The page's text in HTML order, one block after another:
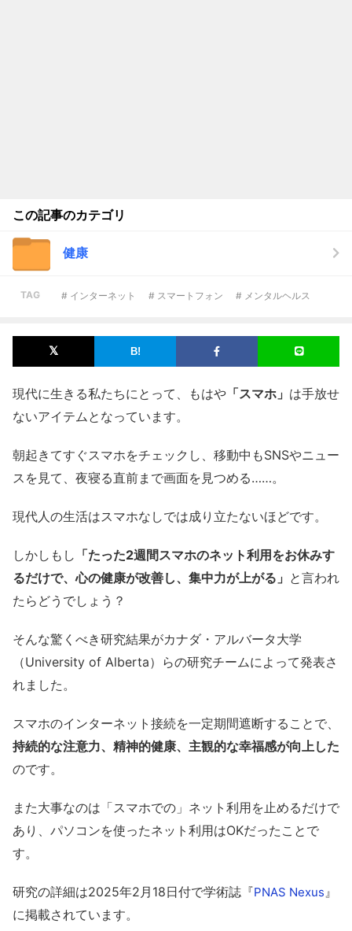
この記事のカテゴリ
健康
TAG # インターネット # スマートフォン # メンタルヘルス
現代に生きる私たちにとって、もはや 「スマホ」 は手放せ
ないアイテムとなっています。
朝起きてすぐスマホをチェックし、移動中もSNSやニュー
スを見て、夜寝る直前まで画面を見つめる……。
現代人の生活はスマホなしでは成り立たないほどです。
しかしもし 「たった2週間スマホのネット利用をお休みす
るだけで、心の健康が改善し、集中力が上がる」 と言われ
たらどうでしょう？
そんな驚くべき研究結果がカナダ・アルバータ大学
（University of Alberta）らの研究チームによって発表さ
れました。
スマホのインターネット接続を一定期間遮断することで、
持続的な注意力、精神的健康、主観的な幸福感が向上した
のです。
また大事なのは「スマホでの」ネット利用を止めるだけで
あり、パソコンを使ったネット利用はOKだったことで
す。
研究の詳細は2025年2月18日付で学術誌『PNAS Nexus 』
に掲載されています。